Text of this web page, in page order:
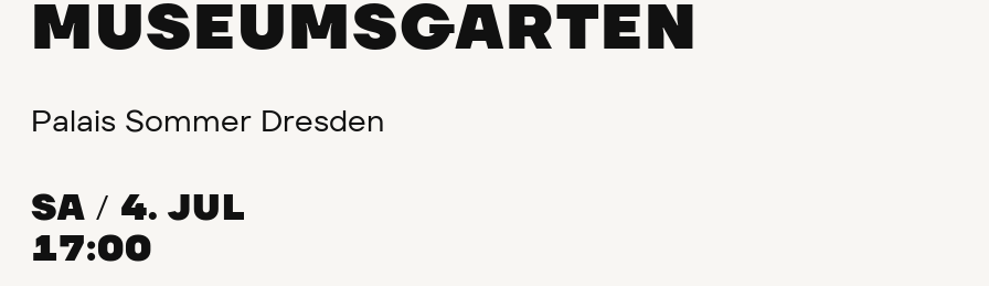
MUSEUMSGARTEN
Palais Sommer Dresden
SA/ 4. JUL
17:00